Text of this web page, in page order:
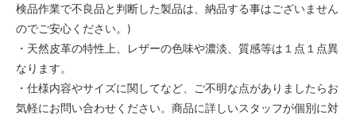
7AAA
7AA
7A
55,000円(税込)
検品作業で不良品と判断した製品は、納品する事はございません
のでご安心ください。)
・天然皮革の特性上、レザーの色味や濃淡、質感等は１点１点異
なります。
・仕様内容やサイズに関してなど、ご不明な点がありましたらお
気軽にお問い合わせください。商品に詳しいスタッフが個別に対